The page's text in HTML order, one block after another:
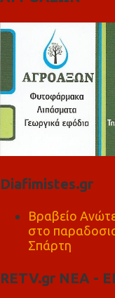
Diafimistes.gr
Βραβείο
στο
Σπάρτη
RETV.gr ΝΕΑ -